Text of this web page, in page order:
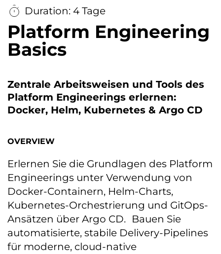
Duration: 4 Tage
Platform Engineering
Basics
Zentrale Arbeitsweisen und Tools des
Platform Engineerings erlernen:
Docker, Helm, Kubernetes & Argo CD
OVERVIEW
Erlernen Sie die Grundlagen des Platform
Engineerings unter Verwendung von
Docker-Containern, Helm-Charts,
Kubernetes-Orchestrierung und GitOps-
Ansätzen über Argo CD. Bauen Sie
automatisierte, stabile Delivery-Pipelines
für moderne, cloud-native